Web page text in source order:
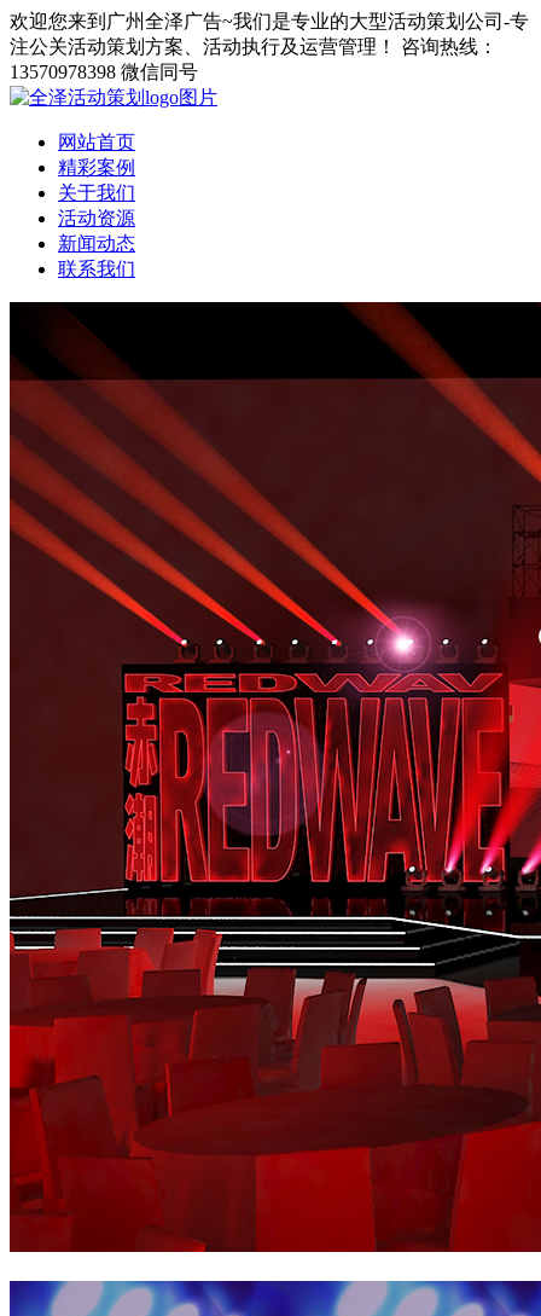
欢迎您来到广州全泽广告~我们是专业的大型活动策划公司-专
注公关活动策划方案、活动执行及运营管理！
咨询热线：
13570978398 微信同号
网站首页
精彩案例
关于我们
活动资源
新闻动态
联系我们